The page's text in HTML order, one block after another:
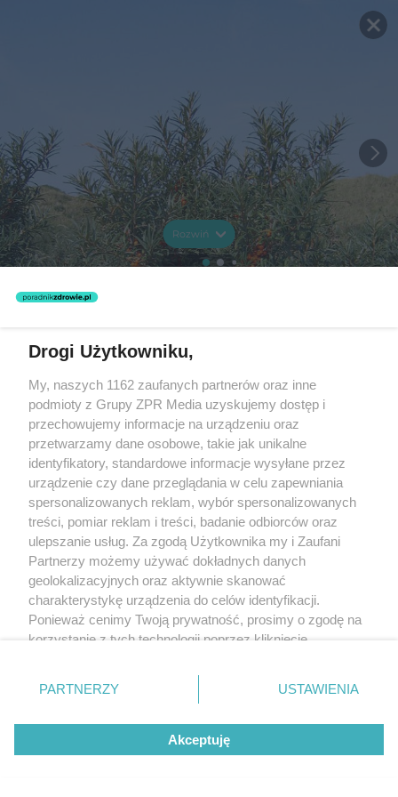
Rozwiń
Drogi Użytkowniku,
My, naszych 1162 zaufanych partnerów oraz inne
podmioty z Grupy ZPR Media uzyskujemy dostęp i
przechowujemy informacje na urządzeniu oraz
przetwarzamy dane osobowe, takie jak unikalne
identyfikatory, standardowe informacje wysyłane przez
urządzenie czy dane przeglądania w celu zapewniania
spersonalizowanych reklam, wybór spersonalizowanych
treści, pomiar reklam i treści, badanie odbiorców oraz
ulepszanie usług. Za zgodą Użytkownika my i Zaufani
Partnerzy możemy używać dokładnych danych
geolokalizacyjnych oraz aktywnie skanować
charakterystykę urządzenia do celów identyfikacji.
Ponieważ cenimy Twoją prywatność, prosimy o zgodę na
korzystanie z tych technologii poprzez kliknięcie
zmienić/wycofać klikając przycisk ustawień prywatności
znajdujący się w lewym dolnym rogu strony
rodzaje przetwarzania danych nie wymagają zgody
użytkownika, ale masz prawo sprzeciwić się takiemu
przetwarzaniu. Preferencje będą miały zastosowanie tylko
PARTNERZY USTAWIENIA
Akceptuję